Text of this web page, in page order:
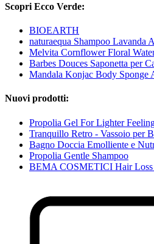
Scopri Ecco Verde:
BIOEARTH
naturaequa Shampoo Lavanda
Melvita Cornflower Floral
Barbes Douces Saponetta per
Mandala Konjac Body Sponge
Nuovi prodotti:
Propolia Gel For Lighter
Tranquillo Retro - Vassoio per
Bagno Doccia Emolliente e
Propolia Gentle Shampoo
BEMA COSMETICI Hair Loss